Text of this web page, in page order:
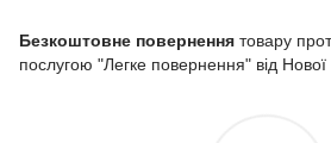
Безкоштовне повернення товару
послугою "Легке повернення" від